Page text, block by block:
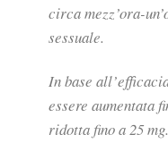
circa mezz’ora-
sessuale.
In base
essere aumentata
ridotta fino a 25